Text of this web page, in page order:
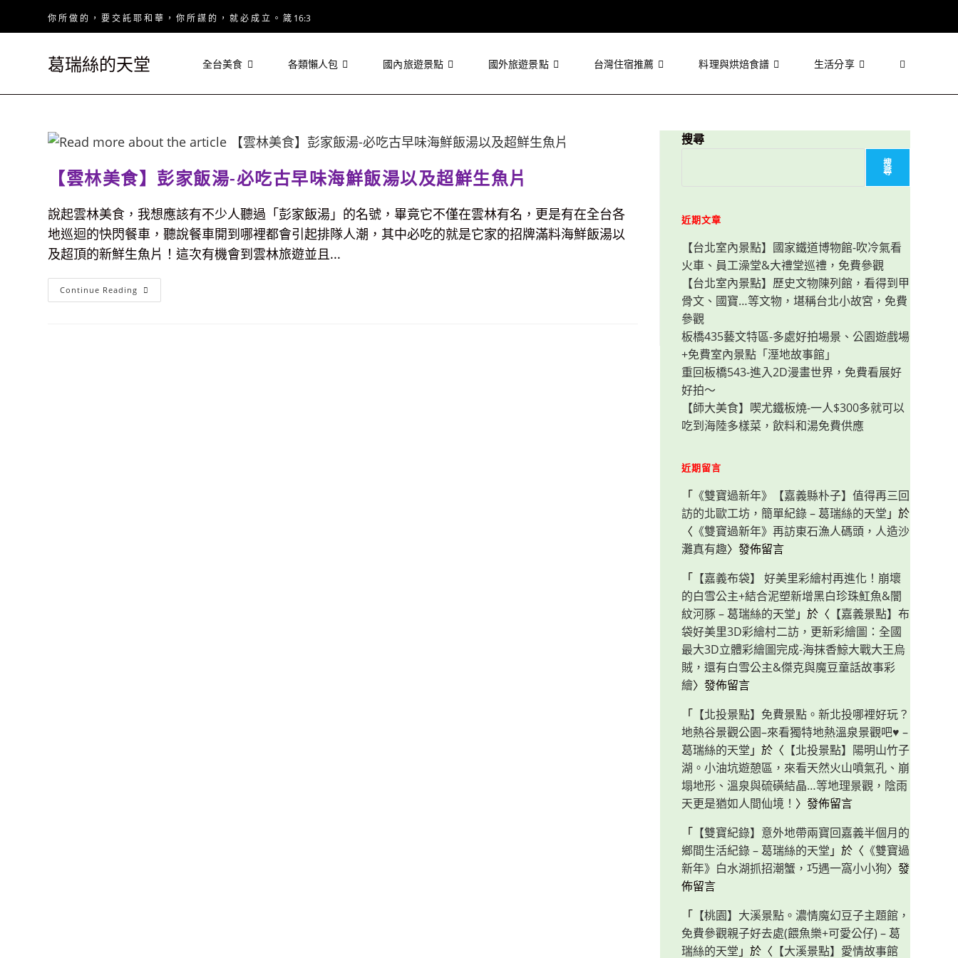
你 所 做 的 ， 要 交 託 耶 和 華 ， 你 所 謀 的 ， 就 必 成 立 。 箴 16:3
葛瑞絲的天堂 全台美食 各類懶人包 國內旅遊景點 國外旅遊景點 台灣住宿推薦 料理與烘焙食譜 生活分享 Toggle
search
【雲林美食】彭家飯湯-必吃古早味海鮮飯湯以及超鮮生魚片
說起雲林美食，我想應該有不少人聽過「彭家飯湯」的名號，畢竟它不僅在雲林有名，更是有在全台各
地巡迴的快閃餐車，聽說餐車開到哪裡都會引起排隊人潮，其中必吃的就是它家的招牌滿料海鮮飯湯以
及超頂的新鮮生魚片！這次有機會到雲林旅遊並且...
Continue Reading 【雲
林
搜尋
搜
尋
近期文章
【台北室內景點】國家鐵道博物館-吹冷氣看
火車、員工澡堂&大禮堂巡禮，免費參觀
【台北室內景點】歷史文物陳列館，看得到甲
骨文、國寶…等文物，堪稱台北小故宮，免費
參觀
板橋435藝文特區-多處好拍場景、公園遊戲場
+免費室內景點「溼地故事館」
重回板橋543-進入2D漫畫世界，免費看展好
好拍～
【師大美食】喫尤鐵板燒-一人$300多就可以
吃到海陸多樣菜，飲料和湯免費供應
近期留言
「 《雙寶過新年》【嘉義縣朴子】值得再三回
訪的北歐工坊，簡單紀錄 – 葛瑞絲的天堂 」於
〈 《雙寶過新年》再訪東石漁人碼頭，人造沙
灘真有趣〉發佈留言
「 【嘉義布袋】 好美里彩繪村再進化！崩壞
的白雪公主+結合泥塑新增黑白珍珠魟魚&闇
紋河豚 – 葛瑞絲的天堂 」於〈 【嘉義景點】布
袋好美里3D彩繪村二訪，更新彩繪圖：全國
最大3D立體彩繪圖完成-海抹香鯨大戰大王烏
賊，還有白雪公主&傑克與魔豆童話故事彩
繪〉發佈留言
「 【北投景點】免費景點。新北投哪裡好玩？
地熱谷景觀公園–來看獨特地熱溫泉景觀吧♥ –
葛瑞絲的天堂 」於〈 【北投景點】陽明山竹子
湖。小油坑遊憩區，來看天然火山噴氣孔、崩
塌地形、溫泉與硫磺結晶…等地理景觀，陰雨
天更是猶如人間仙境！ 〉發佈留言
「 【雙寶紀錄】意外地帶兩寶回嘉義半個月的
鄉間生活紀錄 – 葛瑞絲的天堂 」於〈 《雙寶過
新年》白水湖抓招潮蟹，巧遇一窩小小狗〉發
佈留言
「 【桃園】大溪景點。濃情魔幻豆子主題館，
免費參觀親子好去處(餵魚樂+可愛公仔) – 葛
瑞絲的天堂 」於〈 【大溪景點】愛情故事館